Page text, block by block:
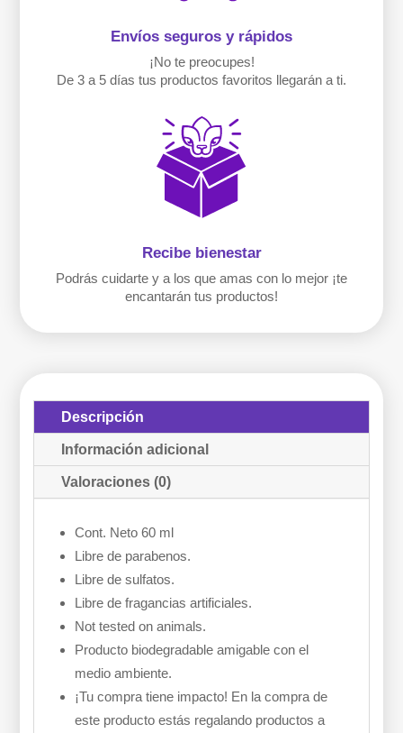
Envíos seguros y rápidos
¡No te preocupes!
De 3 a 5 días tus productos favoritos llegarán a ti.
Recibe bienestar
Podrás cuidarte y a los que amas con lo mejor ¡te
encantarán tus productos!
Descripción
Información adicional
Valoraciones (0)
Cont. Neto 60 ml
Libre de parabenos.
Libre de sulfatos.
Libre de fragancias artificiales.
Not tested on animals.
Producto biodegradable amigable con el
medio ambiente.
¡Tu compra tiene impacto! En la compra de
este producto estás regalando productos a